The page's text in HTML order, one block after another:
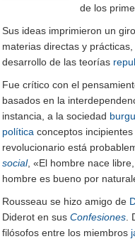
de los
Sus ideas imprimieron un
materias directas y
desarrollo de las teorías
Fue crítico con el
basados en la
instancia, a la sociedad
política conceptos
revolucionario está
social, «El hombre nace
hombre es bueno por
Rousseau se hizo amigo de
Diderot en sus Confesiones
filósofos entre los miembros